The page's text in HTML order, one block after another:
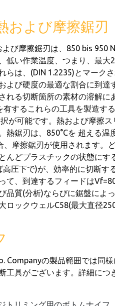
および摩擦鋸刃
び摩擦鋸刃は、850 bis 950
低い作業温度、つまり、最
らは、(DIN 1.2235)とマーク
よび硬度の最適な割合に到
れる切断箇所の素材の溶解に
するこれらの工具を製造す
が可能です。熱および摩擦
熱鋸刃は、850°Cを 超える
、摩擦鋸刃が使用されます
んどプラスチックの状態に
圧下で)が、効率的に切断
て、到達するフィードは
品質(分析)ならびに鋸盤によ
ロックウェルC58(最大直径
Companyの製品範囲では同
工具がございます。詳細に